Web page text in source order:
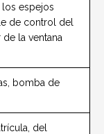
espejos
de control del
la ventana
bomba de
del